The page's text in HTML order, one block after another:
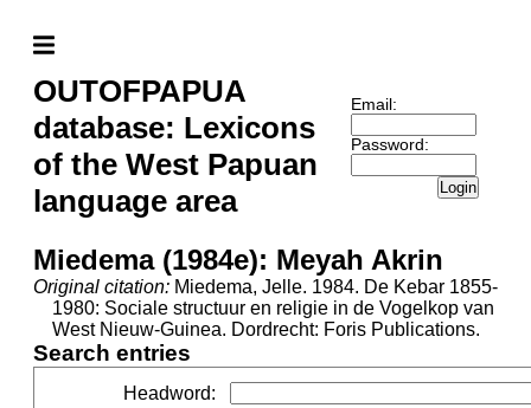
OUTOFPAPUA
database: Lexicons
of the West Papuan
language area
Email:
Password:
Login
Miedema (1984e): Meyah Akrin
Original citation: Miedema, Jelle. 1984. De Kebar 1855-
1980: Sociale structuur en religie in de Vogelkop van
West Nieuw-Guinea. Dordrecht: Foris Publications.
Search entries
Headword: